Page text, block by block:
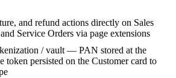
and refund actions directly on Sales
Service Orders via page extensions
/ vault — PAN stored at the
token persisted on the Customer card to